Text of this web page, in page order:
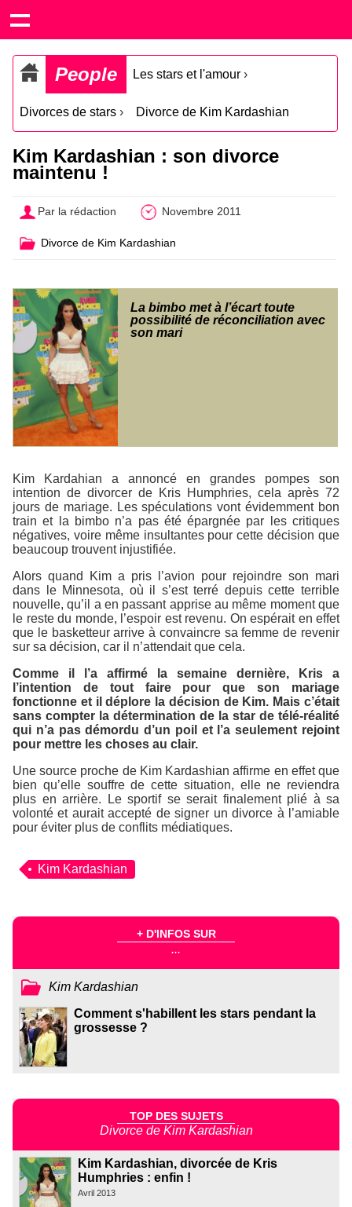
People Les stars et l'amour ›
Divorces de stars › Divorce de Kim Kardashian
Kim Kardashian : son divorce
maintenu !
Par la rédaction Novembre 2011
Divorce de Kim Kardashian
La bimbo met à l’écart toute
possibilité de réconciliation avec
son mari
Kim Kardahian a annoncé en grandes pompes son
intention de divorcer de Kris Humphries, cela après 72
jours de mariage. Les spéculations vont évidemment bon
train et la bimbo n’a pas été épargnée par les critiques
négatives, voire même insultantes pour cette décision que
beaucoup trouvent injustifiée.
Alors quand Kim a pris l’avion pour rejoindre son mari
dans le Minnesota, où il s’est terré depuis cette terrible
nouvelle, qu’il a en passant apprise au même moment que
le reste du monde, l’espoir est revenu. On espérait en effet
que le basketteur arrive à convaincre sa femme de revenir
sur sa décision, car il n’attendait que cela.
Comme il l’a affirmé la semaine dernière, Kris a
l’intention de tout faire pour que son mariage
fonctionne et il déplore la décision de Kim. Mais c’était
sans compter la détermination de la star de télé-réalité
qui n’a pas démordu d’un poil et l’a seulement rejoint
pour mettre les choses au clair.
Une source proche de Kim Kardashian affirme en effet que
bien qu’elle souffre de cette situation, elle ne reviendra
plus en arrière. Le sportif se serait finalement plié à sa
volonté et aurait accepté de signer un divorce à l’amiable
pour éviter plus de conflits médiatiques.
Kim Kardashian
+ D'INFOS SUR
...
Kim Kardashian
Comment s'habillent les stars pendant la
grossesse ?
TOP DES SUJETS
Divorce de Kim Kardashian
Kim Kardashian, divorcée de Kris
Humphries : enfin !
Avril 2013